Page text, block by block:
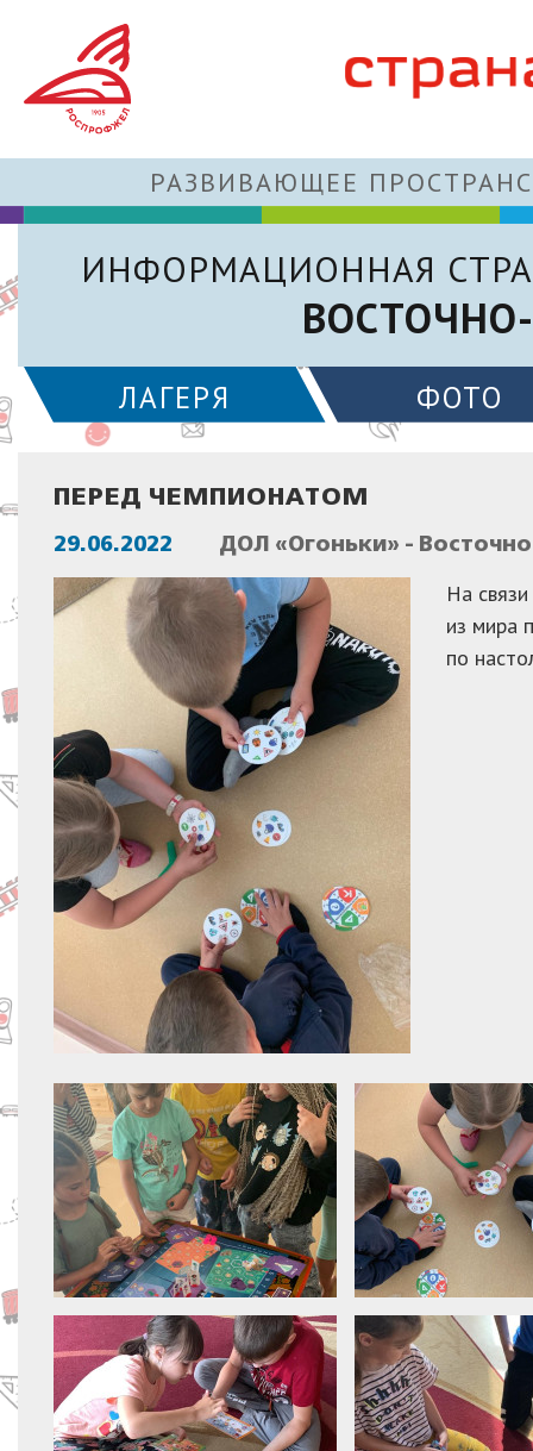
РАЗВИВАЮЩЕЕ
ИНФОРМАЦИОННАЯ
ЛАГЕРЯ ФОТО
ПЕРЕД ЧЕМПИОНАТОМ
29.06.2022 ДОЛ «Огоньки» -
На
из мира
по